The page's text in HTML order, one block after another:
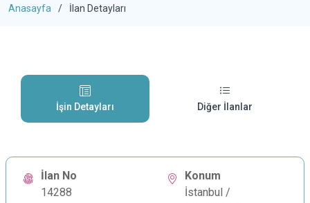
Anasayfa İlan Detayları
İşin Detayları Diğer İlanlar
İlan No
14288
Konum
İstanbul /